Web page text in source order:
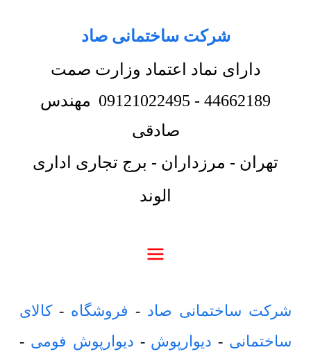
شرکت ساختمانی صاد
دارای نماد اعتماد وزارت صمت
44662189
-
09121022495 مهندس
صادقی
تهران - مرزداران - برج تجاری اداری
الوند
شرکت ساختمانی صاد - فروشگاه -کالای
ساختمانی - دیوارپوش - دیوارپوش فومی -